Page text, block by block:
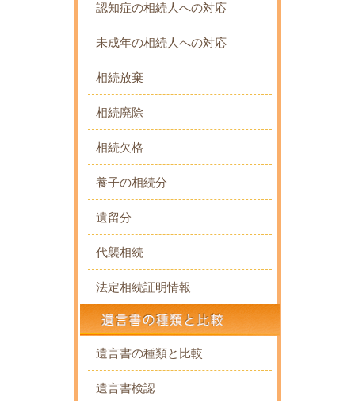
認知症の相続人への対応
未成年の相続人への対応
相続放棄
相続廃除
相続欠格
養子の相続分
遺留分
代襲相続
法定相続証明情報
遺言書の種類と比較
遺言書検認